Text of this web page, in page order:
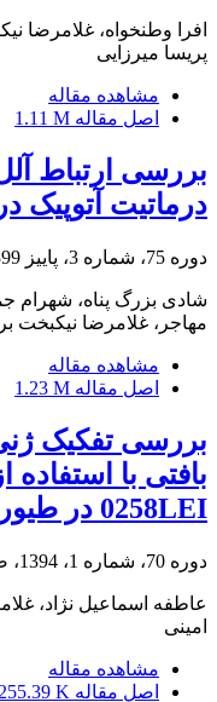
افرا وطنخواه، غلامرضا
پریسا میرزایی
مشاهده مقاله
اصل مقاله 1.11 M
درماتیت آتوپیک
دوره 75، شماره 3، پاییز 1399، صفحه
شادی بزرگ پناه، شهرام
مهاجر، غلامرضا نیکبخت
مشاهده مقاله
اصل مقاله 1.23 M
بررسی تفکیک
بافتی با استفاده
‌0258LEI در طیور بومی و تجاری
دوره 70، شماره 1، 1394، صفحه
عاطفه اسماعیل نژاد،
امینی
مشاهده مقاله
اصل مقاله 255.39 K